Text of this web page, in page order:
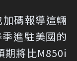
碼報導這輛
進駐美國的
期將比M850i